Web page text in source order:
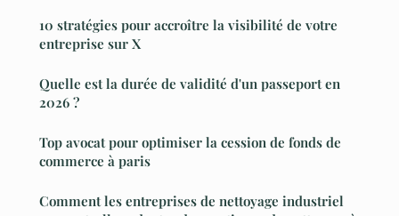
10 stratégies pour accroître la visibilité de votre
entreprise sur X
Quelle est la durée de validité d'un passeport en
2026 ?
Top avocat pour optimiser la cession de fonds de
commerce à paris
Comment les entreprises de nettoyage industriel